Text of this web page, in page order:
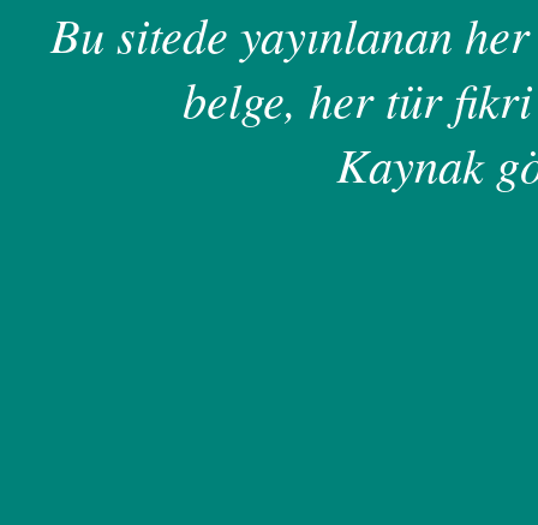
Bu sitede yayınlanan
belge, her tür
Kaynak